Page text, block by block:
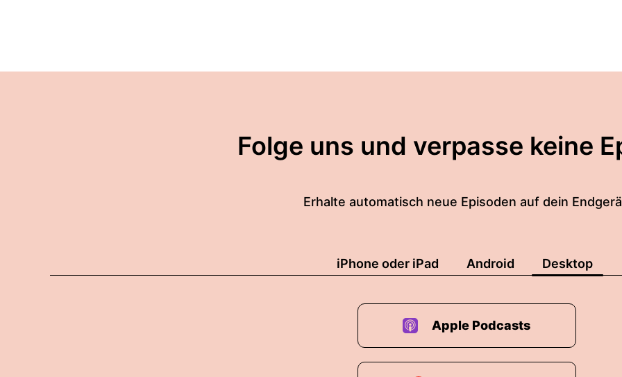
00:00:43: Und dann habe ich mich darüber ein wenig amüsiert, weil FKK
00:00:57: Ich wusste nicht dass die FKK Clubs Prüfungen abnehmen sind die
00:01:10: sie konnte es nicht so richtig darlegen.
00:01:13: Es wurde immer absurder die Geschichte.
00:01:14: Dann habe ich das gepostet und dann schrieb mir aber so Ingeborgs
Folge uns und verpasse keine
Erhalte automatisch neue Episoden auf dein
iPhone oder iPad Android Desktop
Apple Podcasts